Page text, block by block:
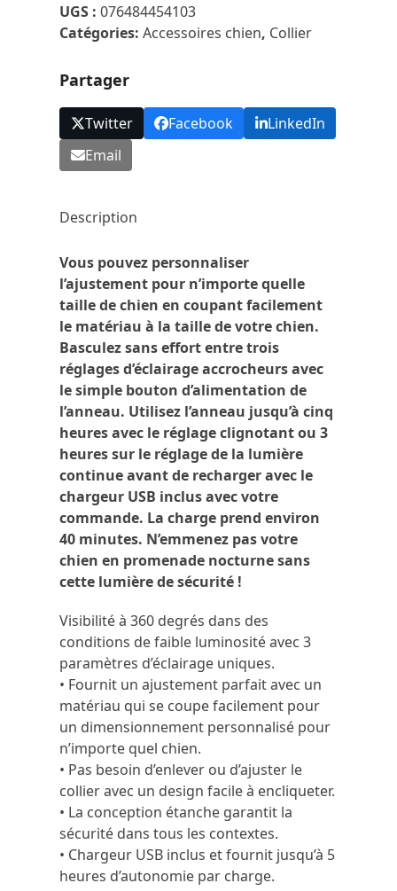
UGS :076484454103
Catégories:Accessoires chien, Collier
Partager
Twitter Facebook
LinkedIn
Email
Description
Vous pouvez personnaliser
l’ajustement pour n’importe quelle
taille de chien en coupant facilement
le matériau à la taille de votre chien.
Basculez sans effort entre trois
réglages d’éclairage accrocheurs avec
le simple bouton d’alimentation de
l’anneau. Utilisez l’anneau jusqu’à cinq
heures avec le réglage clignotant ou 3
heures sur le réglage de la lumière
continue avant de recharger avec le
chargeur USB inclus avec votre
commande. La charge prend environ
40 minutes. N’emmenez pas votre
chien en promenade nocturne sans
cette lumière de sécurité !
Visibilité à 360 degrés dans des
conditions de faible luminosité avec 3
paramètres d’éclairage uniques.
• Fournit un ajustement parfait avec un
matériau qui se coupe facilement pour
un dimensionnement personnalisé pour
n’importe quel chien.
• Pas besoin d’enlever ou d’ajuster le
collier avec un design facile à encliqueter.
• La conception étanche garantit la
sécurité dans tous les contextes.
• Chargeur USB inclus et fournit jusqu’à 5
heures d’autonomie par charge.